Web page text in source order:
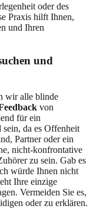
oder des
Praxis hilft Ihnen,
und Ihren
und
wir alle blinde
von
für ein
da es Offenheit
Partner oder ein
nicht-konfrontative
zu sein. Gab es
würde Ihnen nicht
Ihre einzige
Vermeiden Sie es,
oder zu erklären.